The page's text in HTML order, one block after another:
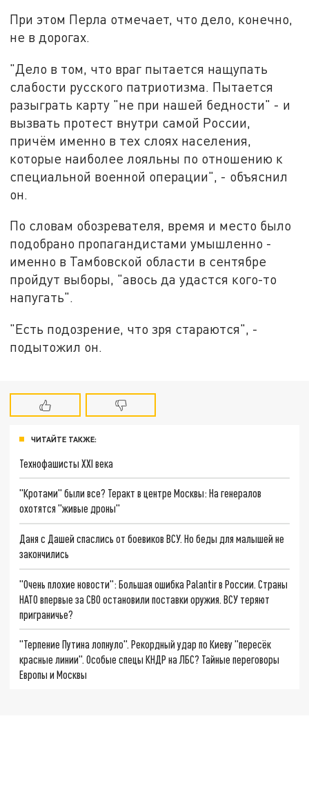
При этом Перла отмечает, что дело, конечно,
не в дорогах.
"Дело в том, что враг пытается нащупать
слабости русского патриотизма. Пытается
разыграть карту "не при нашей бедности" - и
вызвать протест внутри самой России,
причём именно в тех слоях населения,
которые наиболее лояльны по отношению к
специальной военной операции", - объяснил
он.
По словам обозревателя, время и место было
подобрано пропагандистами умышленно -
именно в Тамбовской области в сентябре
пройдут выборы, "авось да удастся кого-то
напугать".
"Есть подозрение, что зря стараются", -
подытожил он.
ЧИТАЙТЕ ТАКЖЕ:
Технофашисты XXI века
"Кротами" были все? Теракт в центре Москвы: На генералов
охотятся "живые дроны"
Даня с Дашей спаслись от боевиков ВСУ. Но беды для малышей не
закончились
"Очень плохие новости": Большая ошибка Palantir в России. Страны
НАТО впервые за СВО остановили поставки оружия. ВСУ теряют
приграничье?
"Терпение Путина лопнуло". Рекордный удар по Киеву "пересёк
красные линии". Особые спецы КНДР на ЛБС? Тайные переговоры
Европы и Москвы